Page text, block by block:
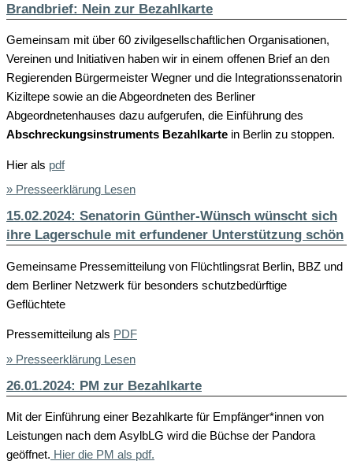
Brandbrief: Nein zur Bezahlkarte
Gemeinsam mit über 60 zivilgesellschaftlichen Organisationen,
Vereinen und Initiativen haben wir in einem offenen Brief an den
Regierenden Bürgermeister Wegner und die Integrationssenatorin
Kiziltepe sowie an die Abgeordneten des Berliner
Abgeordnetenhauses dazu aufgerufen, die Einführung des
Abschreckungsinstruments Bezahlkarte in Berlin zu stoppen.
Hier als pdf
» Presseerklärung Lesen
15.02.2024: Senatorin Günther-Wünsch wünscht sich
ihre Lagerschule mit erfundener Unterstützung schön
Gemeinsame Pressemitteilung von Flüchtlingsrat Berlin, BBZ und
dem Berliner Netzwerk für besonders schutzbedürftige
Geflüchtete
Pressemitteilung als PDF
» Presseerklärung Lesen
26.01.2024: PM zur Bezahlkarte
Mit der Einführung einer Bezahlkarte für Empfänger*innen von
Leistungen nach dem AsylbLG wird die Büchse der Pandora
geöffnet. Hier die PM als pdf.